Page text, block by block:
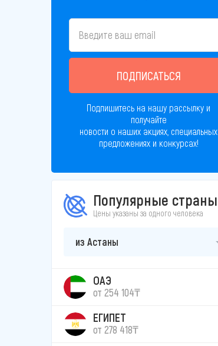
ПОДПИСАТЬСЯ
Подпишитесь на нашу рассылку и
получайте
новости о наших акциях, специальных
предложениях и конкурсах!
Популярные страны
Цены указаны за одного человека
из Астаны
ОАЭ
от 254 104₸
ЕГИПЕТ
от 278 418₸